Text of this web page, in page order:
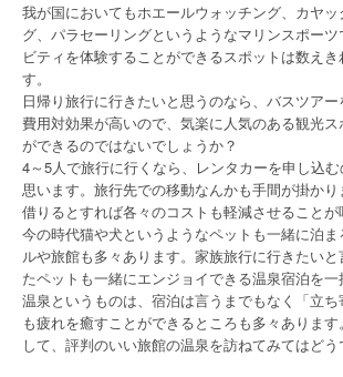
我が国においてもホエールウォッチング、カヤ
グ、パラセーリングというようなマリンスポー
ビティを体験することができるスポットは数え
す。
日帰り旅行に行きたいと思うのなら、バスツアー
費用対効果が高いので、気楽に人気のある観光ス
ができるのではないでしょうか？
4～5人で旅行に行くなら、レンタカーを申し込
思います。旅行先での移動なんかも手間が掛か
借りるとすれば各々のコストも軽減させることが
今の時代猫や犬というようなペットも一緒に泊
ルや旅館も多々あります。家族旅行に行きたい
たペットも一緒にエンジョイできる温泉宿泊を一
温泉というものは、宿泊は言うまでもなく「立
も疲れを癒すことができるところも多々ありま
して、評判のいい旅館の温泉を訪ねてみてはどう